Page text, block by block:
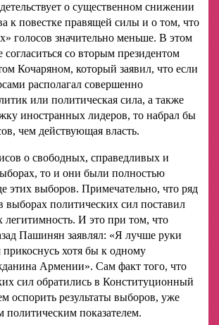
о существенном снижении
к повестке правящей силы и о том, что
голосов значительно меньше. В этом
согласиться со вторым президентом
Кочаряном, который заявил, что если
располагал совершенно
или политическая сила, а также
иностранных лидеров, то набрал бы
чем действующая власть.
о свободных, справедливых и
то и они были полностью
этих выборов. Примечательно, что ряд
выборах политических сил поставил
легитимность. И это при том, что
Пашинян заявлял: «Я лучше руки
прикоснусь хотя бы к одному
Армении». Сам факт того, что
сил обратились в Конституционный
оспорить результаты выборов, уже
политическим показателем.